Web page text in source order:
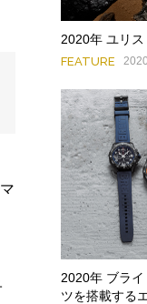
2020年 ユリ
FEATURE
2020年 ブラ
ツを搭載する